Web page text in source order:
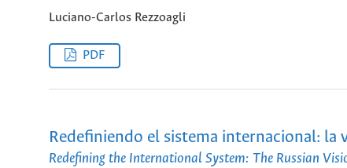
Luciano-Carlos Rezzoagli
PDF
Redefiniendo el sistema internacional: la
Redefining the International System: The Russian